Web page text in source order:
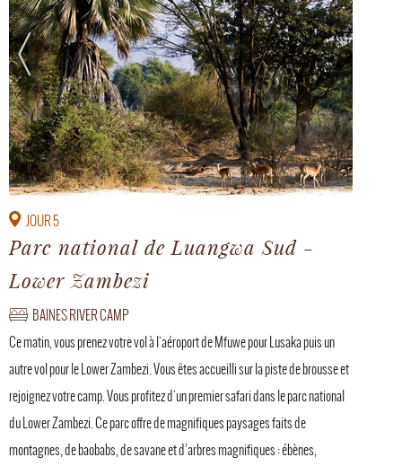
JOUR 5
Parc national de Luangwa Sud -
Lower Zambezi
BAINES RIVER CAMP
Ce matin, vous prenez votre vol à l'aéroport de Mfuwe pour Lusaka puis un
autre vol pour le Lower Zambezi. Vous êtes accueilli sur la piste de brousse et
rejoignez votre camp. Vous profitez d'un premier safari dans le parc national
du Lower Zambezi. Ce parc offre de magnifiques paysages faits de
montagnes, de baobabs, de savane et d’arbres magnifiques : ébènes,